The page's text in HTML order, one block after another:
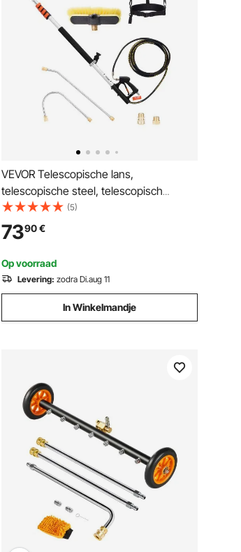
VEVOR Telescopische lans,
telescopische steel, telescopisch
handvat, 5,5 m, 4000 PSI, met
verlengstangen voor hogedrukreiniger,
dakgootreiniger, borstelkop, 5
sproeikoppen, adapter en verstelbare
steunband
(5)
7390€
Op voorraad
Levering: zodra Di.aug 11
In Winkelmandje